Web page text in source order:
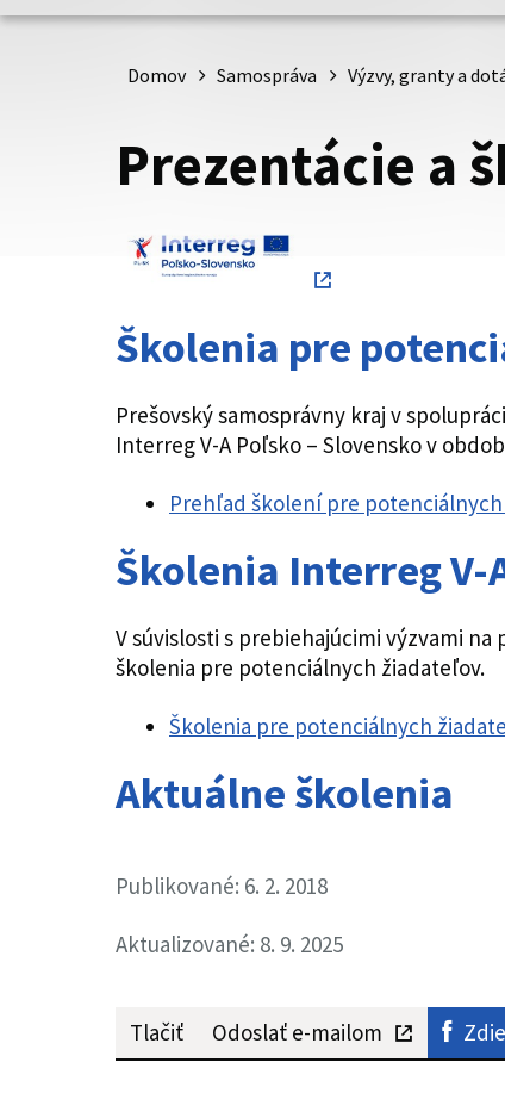
Domov Samospráva Výzvy, granty a
Prezentácie a
Školenia pre
Prešovský samosprávny kraj v
Interreg V-A Poľsko – Slovensko v
Prehľad školení pre
Školenia Interreg V-
V súvislosti s prebiehajúcimi výzvami
školenia pre potenciálnych žiadateľov.
Školenia pre potenciálnych
Aktuálne školenia
Publikované: 6. 2. 2018
Aktualizované: 8. 9. 2025
Tlačiť Odoslať e-mailom